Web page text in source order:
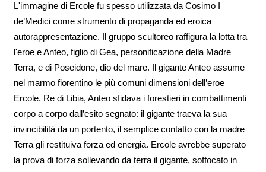
L'immagine di Ercole fu spesso utilizzata da Cosimo I
de’Medici come strumento di propaganda ed eroica
autorappresentazione. Il gruppo scultoreo raffigura la lotta tra
l'eroe e Anteo, figlio di Gea, personificazione della Madre
Terra, e di Poseidone, dio del mare. Il gigante Anteo assume
nel marmo fiorentino le più comuni dimensioni dell’eroe
Ercole. Re di Libia, Anteo sfidava i forestieri in combattimenti
corpo a corpo dall’esito segnato: il gigante traeva la sua
invincibilità da un portento, il semplice contatto con la madre
Terra gli restituiva forza ed energia. Ercole avrebbe superato
la prova di forza sollevando da terra il gigante, soffocato in